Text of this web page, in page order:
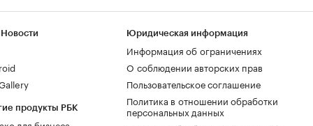
продукты РБК
Юридическая информация
Информация об ограничениях
О соблюдении авторских прав
Пользовательское соглашение
Политика в отношении обработки
персональных данных